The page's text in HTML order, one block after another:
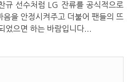
규 선수처럼 LG 잔류를 공식적으로
음을 안정시켜주고 더불어 팬들의 뜨
었으면 하는 바람입니다...